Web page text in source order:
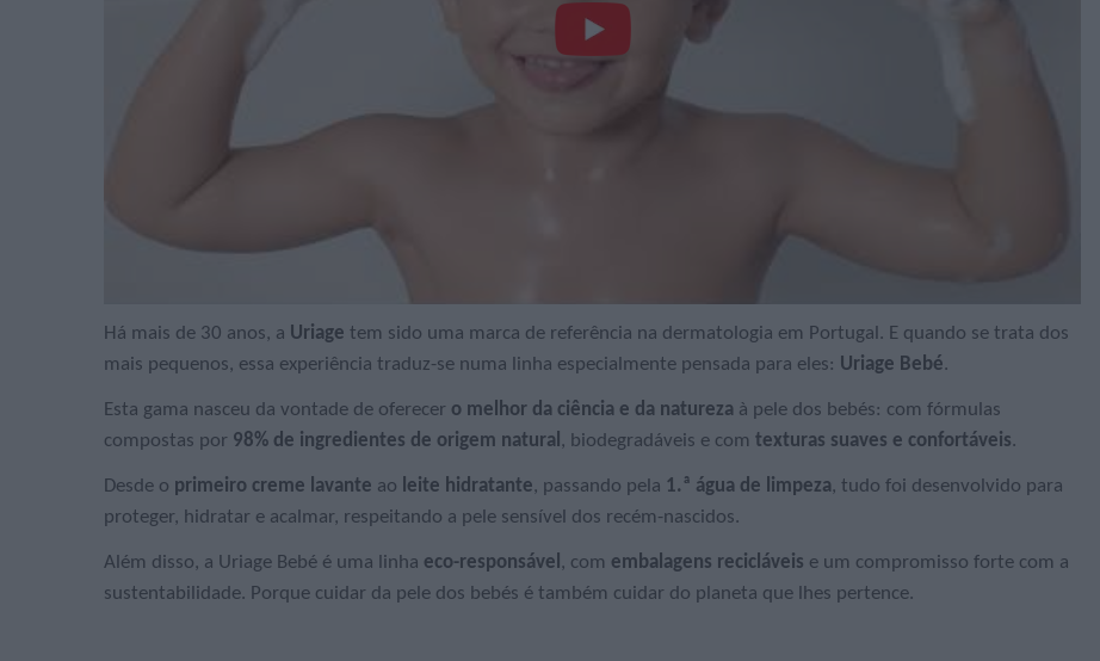
Há mais de 30 anos, a Uriage tem sido uma marca de referência na dermatologia em Portugal. E quando se trata dos
mais pequenos, essa experiência traduz-se numa linha especialmente pensada para eles: Uriage Bebé.
Esta gama nasceu da vontade de oferecer o melhor da ciência e da natureza à pele dos bebés: com fórmulas
compostas por 98% de ingredientes de origem natural , biodegradáveis e com texturas suaves e confortáveis.
Desde o primeiro creme lavante ao leite hidratante, passando pela 1.ª água de limpeza, tudo foi desenvolvido para
proteger, hidratar e acalmar, respeitando a pele sensível dos recém-nascidos.
Além disso, a Uriage Bebé é uma linha eco-responsável , com embalagens recicláveis e um compromisso forte com a
sustentabilidade. Porque cuidar da pele dos bebés é também cuidar do planeta que lhes pertence.